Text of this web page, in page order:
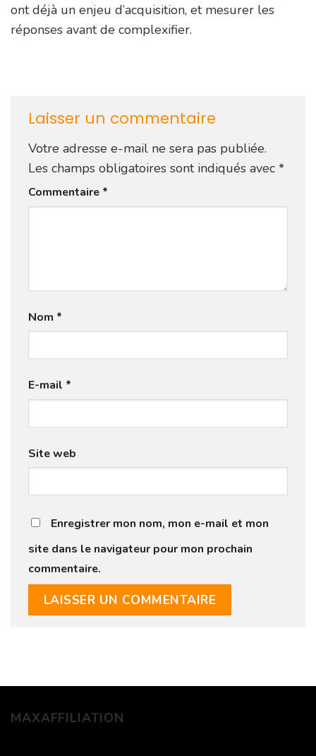
ont déjà un enjeu d’acquisition, et mesurer les
réponses avant de complexifier.
Laisser un commentaire
Votre adresse e-mail ne sera pas publiée.
Les champs obligatoires sont indiqués avec *
Commentaire *
Nom *
E-mail *
Site web
Enregistrer mon nom, mon e-mail et mon
site dans le navigateur pour mon prochain
commentaire.
MAXAFFILIATION